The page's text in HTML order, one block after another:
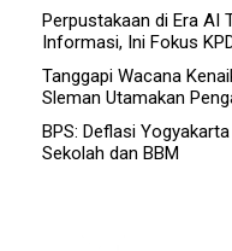
Perpustakaan di Era AI
Informasi, Ini Fokus
Tanggapi Wacana
Sleman Utamakan
BPS: Deflasi
Sekolah dan BBM